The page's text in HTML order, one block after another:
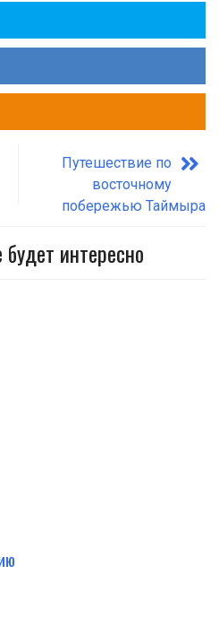
Путешествие по
восточному
побережью Таймыра
интересно